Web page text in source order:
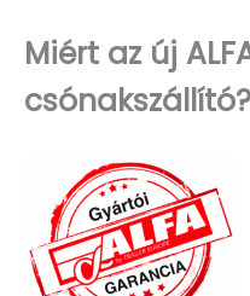
Miért az új